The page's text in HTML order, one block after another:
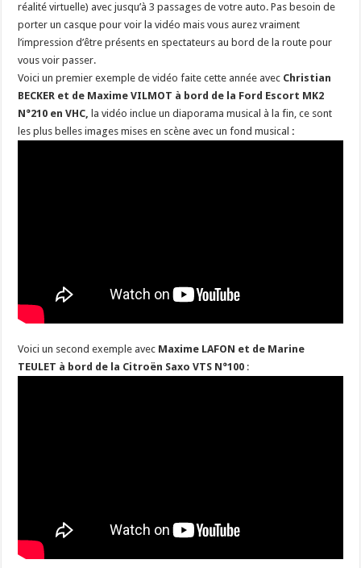
réalité virtuelle) avec jusqu’à 3 passages de votre auto. Pas besoin de
porter un casque pour voir la vidéo mais vous aurez vraiment
l’impression d’être présents en spectateurs au bord de la route pour
vous voir passer.
Voici un premier exemple de vidéo faite cette année avec Christian
BECKER et de Maxime VILMOT à bord de la Ford Escort MK2
N°210 en VHC, la vidéo inclue un diaporama musical à la fin, ce sont
les plus belles images mises en scène avec un fond musical:
Voici un second exemple avec Maxime LAFON et de Marine
TEULET à bord de la Citroën Saxo VTS N°100 :